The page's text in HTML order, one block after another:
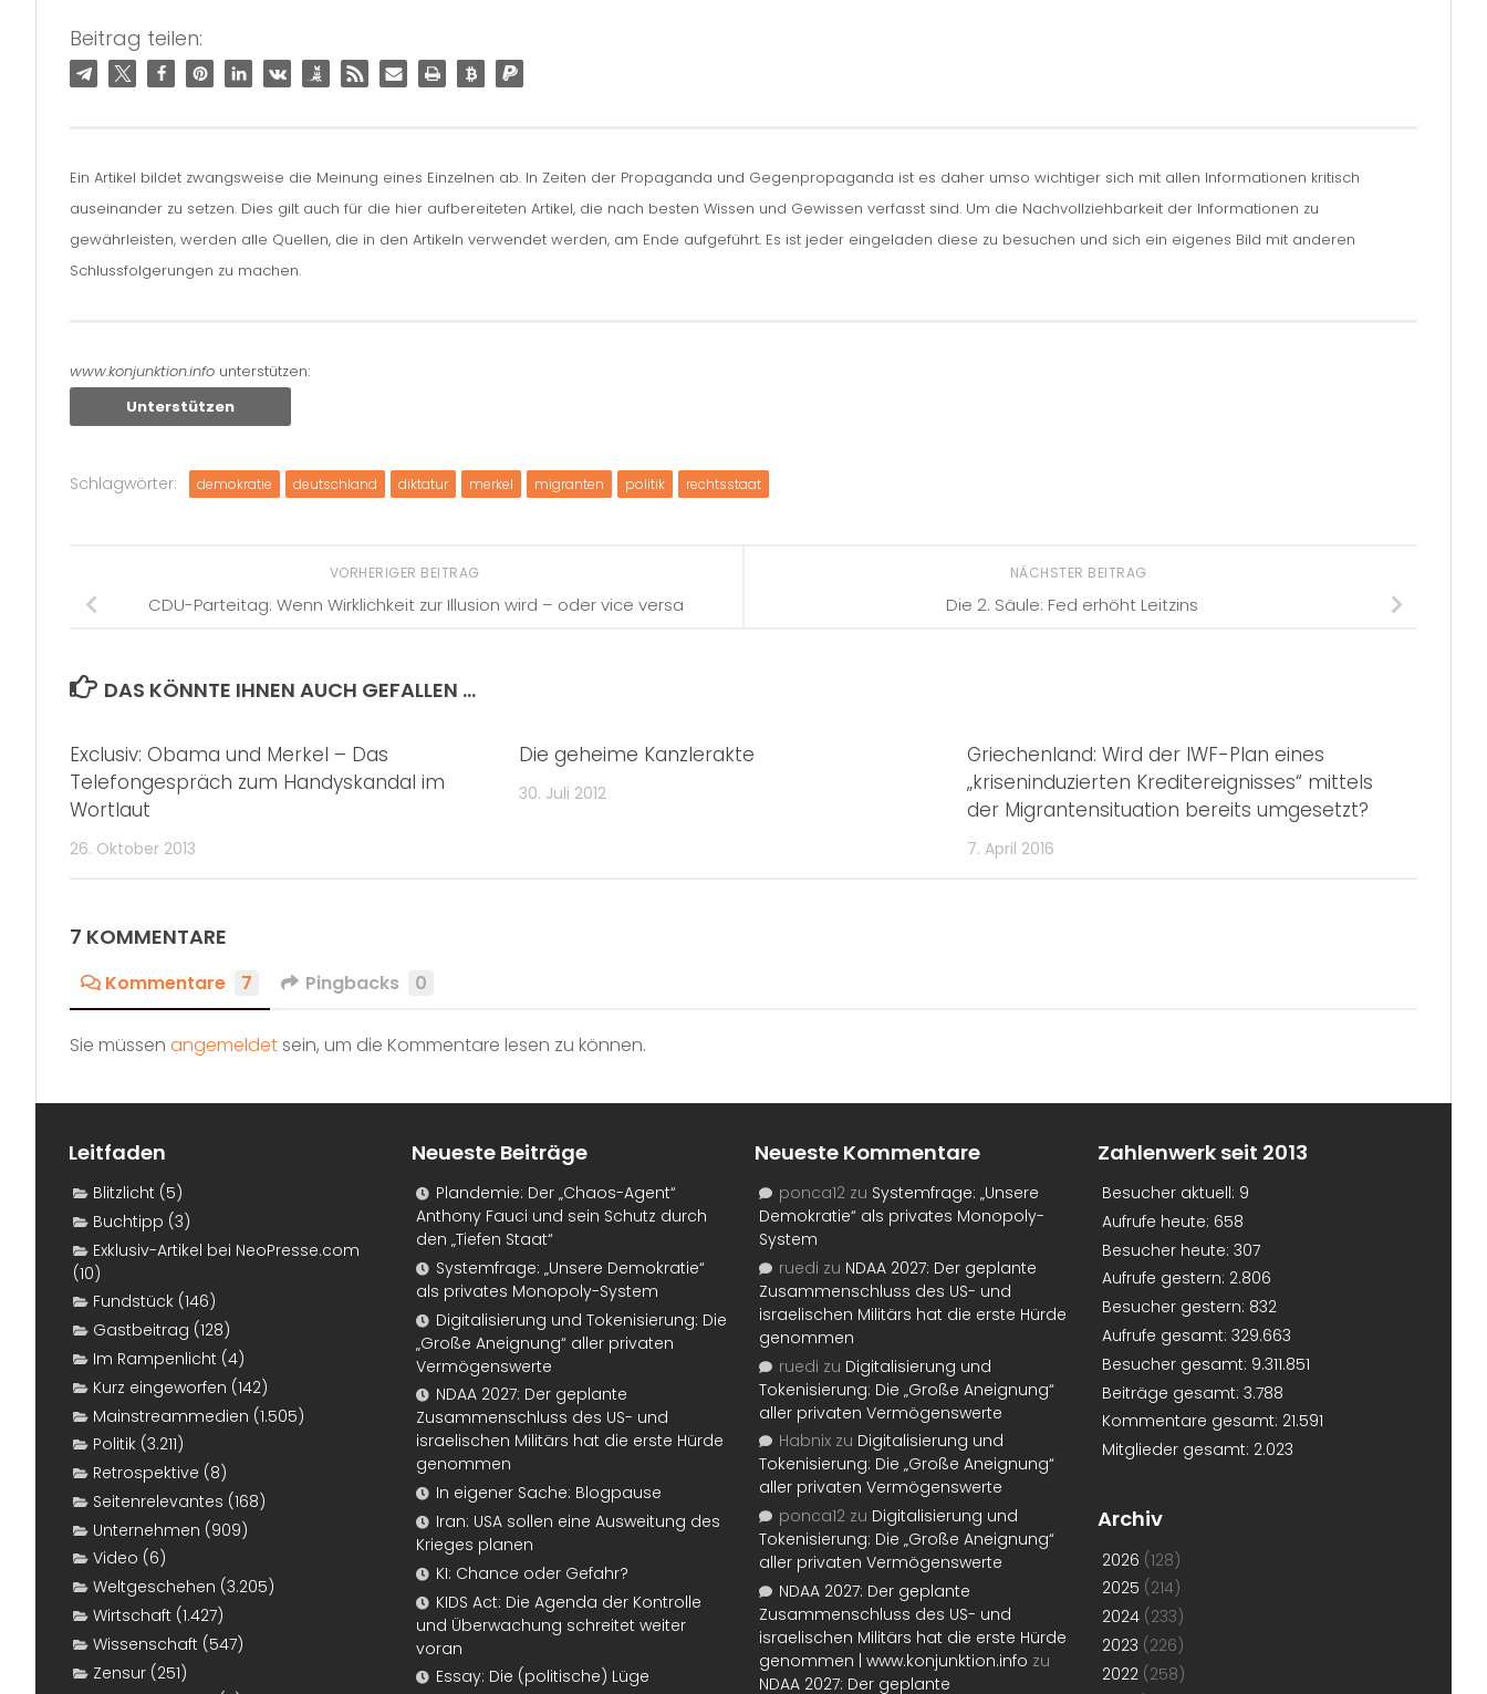
Beitrag teilen:
Ein Artikel bildet zwangsweise die Meinung eines Einzelnen ab. In Zeiten der Propaganda und Gegenpropaganda ist es daher umso wichtiger sich mit allen Informationen kritisch
auseinander zu setzen. Dies gilt auch für die hier aufbereiteten Artikel, die nach besten Wissen und Gewissen verfasst sind. Um die Nachvollziehbarkeit der Informationen zu
gewährleisten, werden alle Quellen, die in den Artikeln verwendet werden, am Ende aufgeführt. Es ist jeder eingeladen diese zu besuchen und sich ein eigenes Bild mit anderen
Schlussfolgerungen zu machen.
www.konjunktion.info unterstützen:
Unterstützen
Schlagwörter: demokratie deutschland diktatur merkel migranten politik rechtsstaat
NÄCHSTER BEITRAG
Die 2. Säule: Fed erhöht Leitzins
VORHERIGER BEITRAG
CDU-Parteitag: Wenn Wirklichkeit zur Illusion wird – oder vice versa
DAS KÖNNTE IHNEN AUCH GEFALLEN …
Exclusiv: Obama und Merkel – Das
Telefongespräch zum Handyskandal im
Wortlaut
26. Oktober 2013
Die geheime Kanzlerakte
30. Juli 2012
Griechenland: Wird der IWF-Plan eines
„kriseninduzierten Kreditereignisses“ mittels
der Migrantensituation bereits umgesetzt?
7. April 2016
7 KOMMENTARE
Kommentare 7 Pingbacks 0
Sie müssen angemeldetsein, um die Kommentare lesen zu können.
Leitfaden
Blitzlicht (5)
Buchtipp (3)
Exklusiv-Artikel bei NeoPresse.com
(10)
Fundstück (146)
Gastbeitrag (128)
Im Rampenlicht (4)
Kurz eingeworfen (142)
Mainstreammedien (1.505)
Politik (3.211)
Retrospektive (8)
Seitenrelevantes (168)
Unternehmen (909)
Video (6)
Weltgeschehen (3.205)
Wirtschaft (1.427)
Wissenschaft (547)
Zensur (251)
Neueste Beiträge
Plandemie: Der „Chaos-Agent“
Anthony Fauci und sein Schutz durch
den „Tiefen Staat“
Systemfrage: „Unsere Demokratie“
als privates Monopoly-System
Digitalisierung und Tokenisierung: Die
„Große Aneignung“ aller privaten
Vermögenswerte
NDAA 2027: Der geplante
Zusammenschluss des US- und
israelischen Militärs hat die erste Hürde
genommen
In eigener Sache: Blogpause
Iran: USA sollen eine Ausweitung des
Krieges planen
KI: Chance oder Gefahr?
KIDS Act: Die Agenda der Kontrolle
und Überwachung schreitet weiter
voran
Essay: Die (politische) Lüge
Neueste Kommentare
ponca12 zu Systemfrage: „Unsere
Demokratie“ als privates Monopoly-
System
ruedi zu NDAA 2027: Der geplante
Zusammenschluss des US- und
israelischen Militärs hat die erste Hürde
genommen
ruedi zu Digitalisierung und
Tokenisierung: Die „Große Aneignung“
aller privaten Vermögenswerte
Habnix zu Digitalisierung und
Tokenisierung: Die „Große Aneignung“
aller privaten Vermögenswerte
ponca12 zu Digitalisierung und
Tokenisierung: Die „Große Aneignung“
aller privaten Vermögenswerte
NDAA 2027: Der geplante
Zusammenschluss des US- und
israelischen Militärs hat die erste Hürde
genommen | www.konjunktion.info zu
NDAA 2027: Der geplante
Zahlenwerk seit 2013
Besucher aktuell: 9
Aufrufe heute: 658
Besucher heute: 307
Aufrufe gestern: 2.806
Besucher gestern: 832
Aufrufe gesamt: 329.663
Besucher gesamt: 9.311.851
Beiträge gesamt: 3.788
Kommentare gesamt: 21.591
Mitglieder gesamt: 2.023
Archiv
2026 (128)
2025 (214)
2024 (233)
2023 (226)
2022 (258)